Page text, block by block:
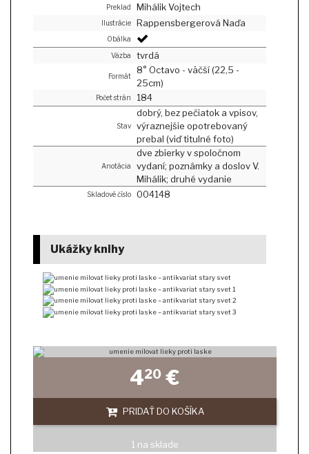
Preklad Mihálik Vojtech
Ilustrácie Rappensbergerová Naďa
Obálka
Väzba
tvrdá
Formát
8° Octavo - väčší (22,5 -
25cm)
Počet strán 184
Stav
dobrý, bez pečiatok a vpisov,
výraznejšie opotrebovaný
prebal (viď titulné foto)
Anotácia
dve zbierky v spoločnom
vydaní; poznámky a doslov V.
Mihálik; druhé vydanie
Skladové číslo 004148
Ukážky knihy
420 €
PRIDAŤ DO KOŠÍKA
1 na sklade